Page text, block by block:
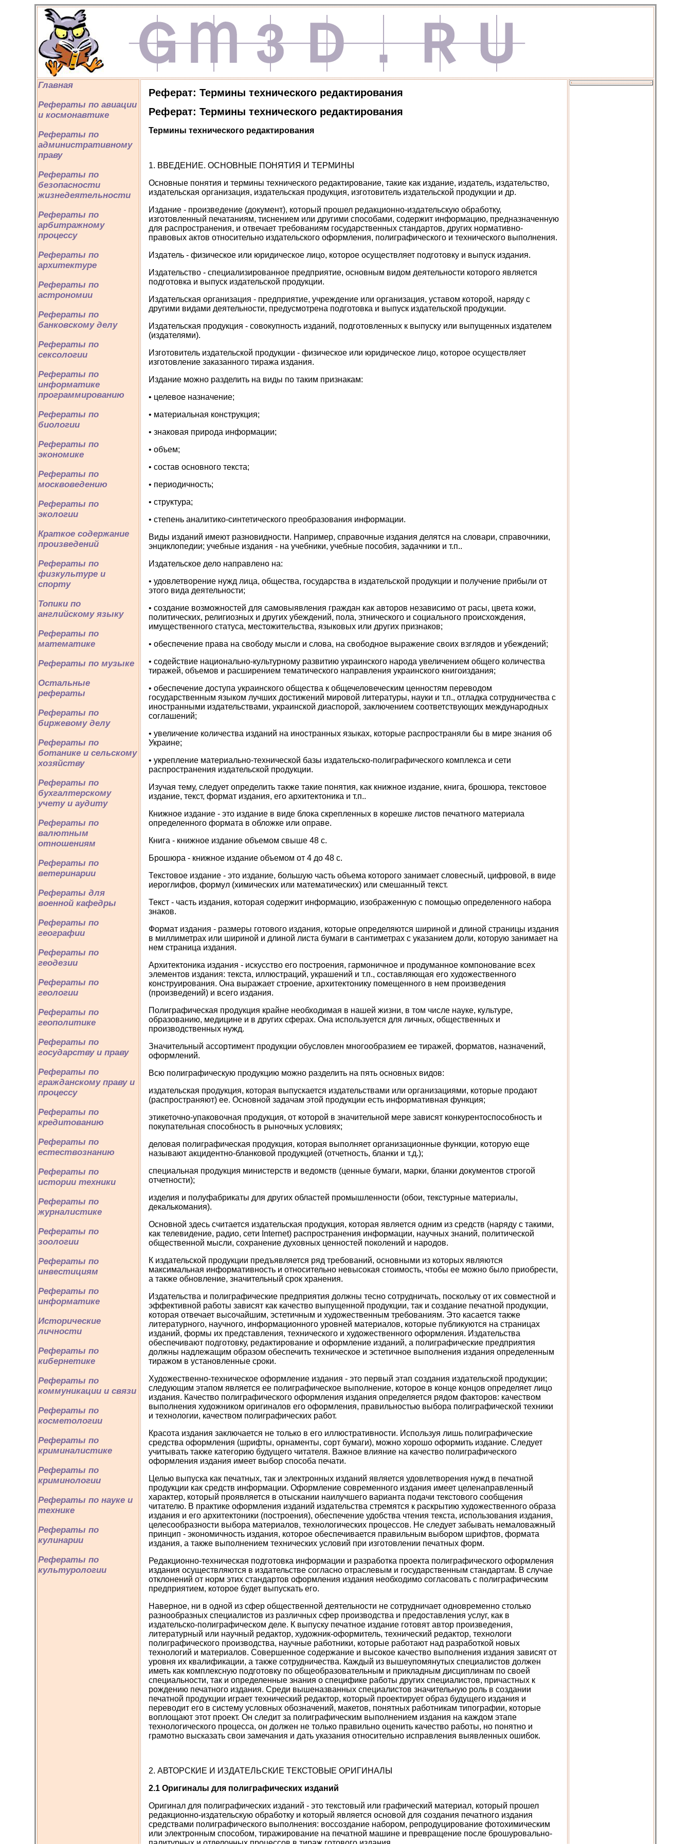
Главная
Рефераты по авиации
и космонавтике
Рефераты по
административному
праву
Рефераты по
безопасности
жизнедеятельности
Рефераты по
арбитражному
процессу
Рефераты по
архитектуре
Рефераты по
астрономии
Рефераты по
банковскому делу
Рефераты по
сексологии
Рефераты по
информатике
программированию
Рефераты по
биологии
Рефераты по
экономике
Рефераты по
москвоведению
Рефераты по
экологии
Краткое содержание
произведений
Рефераты по
физкультуре и
спорту
Топики по
английскому языку
Рефераты по
математике
Рефераты по музыке
Остальные
рефераты
Рефераты по
биржевому делу
Рефераты по
ботанике и сельскому
хозяйству
Рефераты по
бухгалтерскому
учету и аудиту
Рефераты по
валютным
отношениям
Рефераты по
ветеринарии
Рефераты для
военной кафедры
Рефераты по
географии
Рефераты по
геодезии
Рефераты по
геологии
Рефераты по
геополитике
Рефераты по
государству и праву
Рефераты по
гражданскому праву и
процессу
Рефераты по
кредитованию
Рефераты по
естествознанию
Рефераты по
истории техники
Рефераты по
журналистике
Рефераты по
зоологии
Рефераты по
инвестициям
Рефераты по
информатике
Исторические
личности
Рефераты по
кибернетике
Рефераты по
коммуникации и связи
Рефераты по
косметологии
Рефераты по
криминалистике
Рефераты по
криминологии
Рефераты по науке и
технике
Рефераты по
кулинарии
Рефераты по
культурологии
Реферат: Термины технического редактирования
Реферат: Термины технического редактирования
Термины технического редактирования
1. ВВЕДЕНИЕ. ОСНОВНЫЕ ПОНЯТИЯ И ТЕРМИНЫ
Основные понятия и термины технического редактирование, такие как издание, издатель, издательство,
издательская организация, издательская продукция, изготовитель издательской продукции и др.
Издание - произведение (документ), который прошел редакционно-издательскую обработку,
изготовленный печатаниям, тиснением или другими способами, содержит информацию, предназначенную
для распространения, и отвечает требованиям государственных стандартов, других нормативно-
правовых актов относительно издательского оформления, полиграфического и технического выполнения.
Издатель - физическое или юридическое лицо, которое осуществляет подготовку и выпуск издания.
Издательство - специализированное предприятие, основным видом деятельности которого является
подготовка и выпуск издательской продукции.
Издательская организация - предприятие, учреждение или организация, уставом которой, наряду с
другими видами деятельности, предусмотрена подготовка и выпуск издательской продукции.
Издательская продукция - совокупность изданий, подготовленных к выпуску или выпущенных издателем
(издателями).
Изготовитель издательской продукции - физическое или юридическое лицо, которое осуществляет
изготовление заказанного тиража издания.
Издание можно разделить на виды по таким признакам:
• целевое назначение;
• материальная конструкция;
• знаковая природа информации;
• объем;
• состав основного текста;
• периодичность;
• структура;
• степень аналитико-синтетического преобразования информации.
Виды изданий имеют разновидности. Например, справочные издания делятся на словари, справочники,
энциклопедии; учебные издания - на учебники, учебные пособия, задачники и т.п..
Издательское дело направлено на:
• удовлетворение нужд лица, общества, государства в издательской продукции и получение прибыли от
этого вида деятельности;
• создание возможностей для самовыявления граждан как авторов независимо от расы, цвета кожи,
политических, религиозных и других убеждений, пола, этнического и социального происхождения,
имущественного статуса, местожительства, языковых или других признаков;
• обеспечение права на свободу мысли и слова, на свободное выражение своих взглядов и убеждений;
• содействие национально-культурному развитию украинского народа увеличением общего количества
тиражей, объемов и расширением тематического направления украинского книгоиздания;
• обеспечение доступа украинского общества к общечеловеческим ценностям переводом
государственным языком лучших достижений мировой литературы, науки и т.п., отладка сотрудничества с
иностранными издательствами, украинской диаспорой, заключением соответствующих международных
соглашений;
• увеличение количества изданий на иностранных языках, которые распространяли бы в мире знания об
Украине;
• укрепление материально-технической базы издательско-полиграфического комплекса и сети
распространения издательской продукции.
Изучая тему, следует определить также такие понятия, как книжное издание, книга, брошюра, текстовое
издание, текст, формат издания, его архитектоника и т.п..
Книжное издание - это издание в виде блока скрепленных в корешке листов печатного материала
определенного формата в обложке или оправе.
Книга - книжное издание объемом свыше 48 с.
Брошюра - книжное издание объемом от 4 до 48 с.
Текстовое издание - это издание, большую часть объема которого занимает словесный, цифровой, в виде
иероглифов, формул (химических или математических) или смешанный текст.
Текст - часть издания, которая содержит информацию, изображенную с помощью определенного набора
знаков.
Формат издания - размеры готового издания, которые определяются шириной и длиной страницы издания
в миллиметрах или шириной и длиной листа бумаги в сантиметрах с указанием доли, которую занимает на
нем страница издания.
Архитектоника издания - искусство его построения, гармоничное и продуманное компонование всех
элементов издания: текста, иллюстраций, украшений и т.п., составляющая его художественного
конструирования. Она выражает строение, архитектонику помещенного в нем произведения
(произведений) и всего издания.
Полиграфическая продукция крайне необходимая в нашей жизни, в том числе науке, культуре,
образованию, медицине и в других сферах. Она используется для личных, общественных и
производственных нужд.
Значительный ассортимент продукции обусловлен многообразием ее тиражей, форматов, назначений,
оформлений.
Всю полиграфическую продукцию можно разделить на пять основных видов:
издательская продукция, которая выпускается издательствами или организациями, которые продают
(распространяют) ее. Основной задачам этой продукции есть информативная функция;
этикеточно-упаковочная продукция, от которой в значительной мере зависят конкурентоспособность и
покупательная способность в рыночных условиях;
деловая полиграфическая продукция, которая выполняет организационные функции, которую еще
называют акцидентно-бланковой продукцией (отчетность, бланки и т.д.);
специальная продукция министерств и ведомств (ценные бумаги, марки, бланки документов строгой
отчетности);
изделия и полуфабрикаты для других областей промышленности (обои, текстурные материалы,
декалькомания).
Основной здесь считается издательская продукция, которая является одним из средств (наряду с такими,
как телевидение, радио, сети Internet) распространения информации, научных знаний, политической
общественной мысли, сохранение духовных ценностей поколений и народов.
К издательской продукции предъявляется ряд требований, основными из которых являются
максимальная информативность и относительно невысокая стоимость, чтобы ее можно было приобрести,
а также обновление, значительный срок хранения.
Издательства и полиграфические предприятия должны тесно сотрудничать, поскольку от их совместной и
эффективной работы зависят как качество выпущенной продукции, так и создание печатной продукции,
которая отвечает высочайшим, эстетичным и художественным требованиям. Это касается также
литературного, научного, информационного уровней материалов, которые публикуются на страницах
изданий, формы их представления, технического и художественного оформления. Издательства
обеспечивают подготовку, редактирование и оформление изданий, а полиграфические предприятия
должны надлежащим образом обеспечить техническое и эстетичное выполнения издания определенным
тиражом в установленные сроки.
Художественно-техническое оформление издания - это первый этап создания издательской продукции;
следующим этапом является ее полиграфическое выполнение, которое в конце концов определяет лицо
издания. Качество полиграфического оформления издания определяется рядом факторов: качеством
выполнения художником оригиналов его оформления, правильностью выбора полиграфической техники
и технологии, качеством полиграфических работ.
Красота издания заключается не только в его иллюстративности. Используя лишь полиграфические
средства оформления (шрифты, орнаменты, сорт бумаги), можно хорошо оформить издание. Следует
учитывать также категорию будущего читателя. Важное влияние на качество полиграфического
оформления издания имеет выбор способа печати.
Целью выпуска как печатных, так и электронных изданий является удовлетворения нужд в печатной
продукции как средств информации. Оформление современного издания имеет целенаправленный
характер, который проявляется в отыскании наилучшего варианта подачи текстового сообщения
читателю. В практике оформления изданий издательства стремятся к раскрытию художественного образа
издания и его архитектоники (построения), обеспечение удобства чтения текста, использования издания,
целесообразности выбора материалов, технологических процессов. Не следует забывать немаловажный
принцип - экономичность издания, которое обеспечивается правильным выбором шрифтов, формата
издания, а также выполнением технических условий при изготовлении печатных форм.
Редакционно-техническая подготовка информации и разработка проекта полиграфического оформления
издания осуществляются в издательстве согласно отраслевым и государственным стандартам. В случае
отклонений от норм этих стандартов оформления издания необходимо согласовать с полиграфическим
предприятием, которое будет выпускать его.
Наверное, ни в одной из сфер общественной деятельности не сотрудничает одновременно столько
разнообразных специалистов из различных сфер производства и предоставления услуг, как в
издательско-полиграфическом деле. К выпуску печатное издание готовят автор произведения,
литературный или научный редактор, художник-оформитель, технический редактор, технологи
полиграфического производства, научные работники, которые работают над разработкой новых
технологий и материалов. Совершенное содержание и высокое качество выполнения издания зависят от
уровня их квалификации, а также сотрудничества. Каждый из вышеупомянутых специалистов должен
иметь как комплексную подготовку по общеобразовательным и прикладным дисциплинам по своей
специальности, так и определенные знания о специфике работы других специалистов, причастных к
рождению печатного издания. Среди вышеназванных специалистов значительную роль в создании
печатной продукции играет технический редактор, который проектирует образ будущего издания и
переводит его в систему условных обозначений, макетов, понятных работникам типографии, которые
воплощают этот проект. Он следит за полиграфическим выполнением издания на каждом этапе
технологического процесса, он должен не только правильно оценить качество работы, но понятно и
грамотно высказать свои замечания и дать указания относительно исправления выявленных ошибок.
2. АВТОРСКИЕ И ИЗДАТЕЛЬСКИЕ ТЕКСТОВЫЕ ОРИГИНАЛЫ
2.1 Оригиналы для полиграфических изданий
Оригинал для полиграфических изданий - это текстовый или графический материал, который прошел
редакционно-издательскую обработку и который является основой для создания печатного издания
средствами полиграфического выполнения: воссоздание набором, репродуцирование фотохимическим
или электронным способом, тиражирование на печатной машине и превращение после брошуровально-